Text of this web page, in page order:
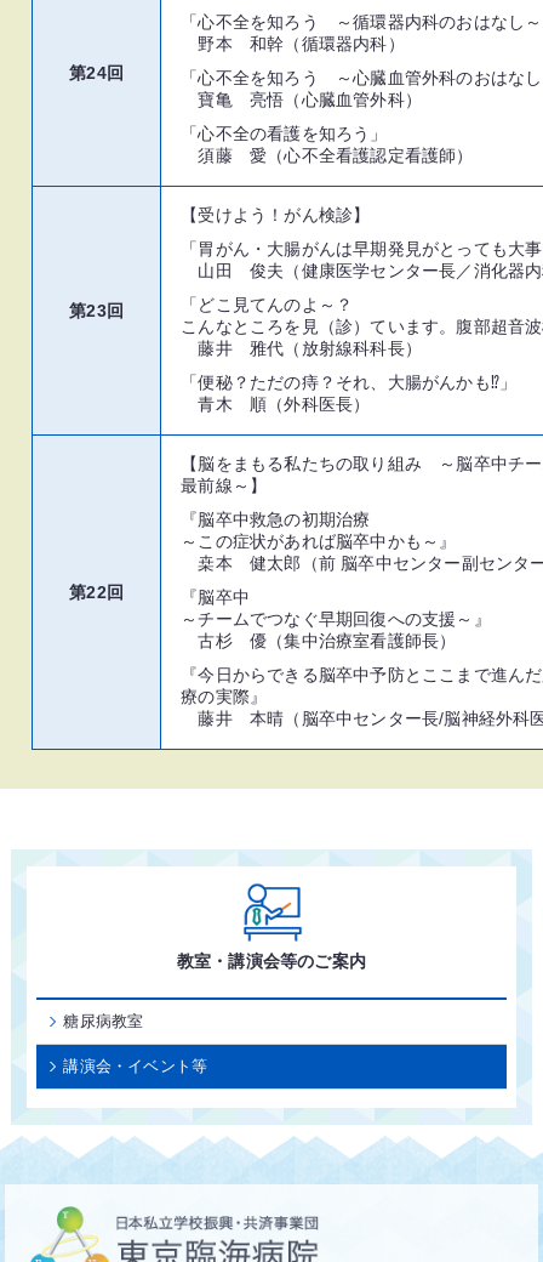
第24回
「心不全を知ろう ～循環器内科のおはなし
野本 和幹（循環器内科）
「心不全を知ろう ～心臓血管外科のおはな
寶亀 亮悟（心臓血管外科）
「心不全の看護を知ろう」
須藤 愛（心不全看護認定看護師）
第23回
【受けよう！がん検診】
「胃がん・大腸がんは早期発見がとっても大
山田 俊夫（健康医学センター長／消化器
「どこ見てんのよ～？
こんなところを見（診）ています。腹部超音
藤井 雅代（放射線科科長）
「便秘？ただの痔？それ、大腸がんかも⁉」
青木 順（外科医長）
第22回
【脳をまもる私たちの取り組み ～脳卒中チ
最前線～】
『脳卒中救急の初期治療
～この症状があれば脳卒中かも～』
桒本 健太郎（前 脳卒中センター副センタ
『脳卒中
～チームでつなぐ早期回復への支援～』
古杉 優（集中治療室看護師長）
『今日からできる脳卒中予防とここまで進ん
療の実際』
藤井 本晴（脳卒中センター長/脳神経外科
教室・講演会等のご案内
糖尿病教室
講演会・イベント等